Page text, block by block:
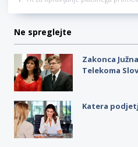
Ne spreglejte
Zakonca
Telekoma
Katera